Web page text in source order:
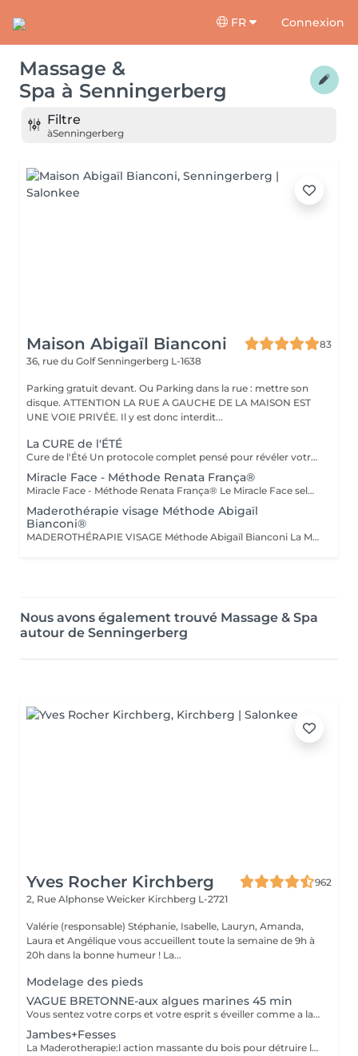
FR Connexion
Massage &
Spa à Senningerberg
Filtre
àSenningerberg
Maison Abigaïl Bianconi
83
36, rue du GolfSenningerberg L-1638
Parking gratuit devant. Ou Parking dans la rue : mettre son
disque. ATTENTION LA RUE A GAUCHE DE LA MAISON EST
UNE VOIE PRIVÉE. Il y est donc interdit...
La CURE de l'ÉTÉ
Cure de l'Été Un protocole complet pensé pour révéler votre silhouette avant l'été : détoxifier, affiner, sculpter. Drainage lymphatique, Vacuslim et Maderothérapie réunis en une seule séance, adaptée à vos besoins. 10 séances d'1h30 résultats progressifs et visibles dès les premières séances. Pour des résultats optimum, nous vous conseillons 1 à 2 séances par semaine. Cure de l'Été+ Le même protocole complet, étendu aux bras pour une silhouette affinée de la tête aux pieds. Drainage, Vacuslim et Maderothérapie, adaptés à vos besoins. 10 séances d'1h45 résultats progressifs et visibles dès les premières séances. Pour des résultats optimum, nous vous conseillons 1 à 2 séances par semaine.
Miracle Face - Méthode Renata França®
Miracle Face - Méthode Renata França® Le Miracle Face selon la Méthode Renata França® est une prise en charge experte du visage, alliant drainage lymphatique précis et manuvres de remodelage adaptées à la finesse des tissus faciaux. Ce soin agit en profondeur pour décongestionner les zones inflammées, améliorer la circulation lymphatique et redessiner les contours du visage, tout en respectant l'équilibre naturel de la peau. Grâce à une gestuelle spécifique, rythmée et maîtrisée, le Miracle Face permet de : - réduire les gonflements et les poches - affiner l'ovale du visage - lisser les traits - améliorer l'éclat et la qualité de la peau. Il s'agit d'un travail facial structuré, comparable au remodelage corporel, mais spécifiquement conçu pour le visage, le cou et le décolleté. Pour des résultats optimaux, le Miracle Face peut être associé à un drainage lymphatique du corps selon la Méthode Renata França®, permettant une décongestion globale et une meilleure réponse du visage. Ce soin s'adresse aux personnes recherchant une approche non invasive, experte et cohérente, visant à améliorer l'harmonie du visage tout en respectant la physiologie cutanée.
Maderothérapie visage Méthode Abigaïl
Bianconi®
MADEROTHÉRAPIE VISAGE Méthode Abigaïl Bianconi La Maderothérapie visage, telle qu'elle est pratiquée chez Maison Abigaïl Bianconi, repose sur une approche experte, précise et respectueuse des structures du visage. Pionnière de la Maderothérapie au Luxembourg depuis 2018, Abigaïl a développé une méthode exclusive, transmise à travers son académie, fondée sur le respect du corps humain et 100 % sans douleur. Chaque séance est réalisée à l'aide d'outils en bois spécifiquement conçus pour le visage, permettant un travail ciblé des tissus, alliant stimulation, drainage et effet liftant progressif. La méthode agit sur : - la qualité et la tonicité de la peau - la circulation et le drainage - les tensions du visage et du cou - la redéfinition des contours - l'harmonie globale du visage Le soin est entièrement personnalisé, adapté à la morphologie du visage, à l'état de la peau et aux besoins spécifiques de chaque personne. Chez Maison Abigaïl Bianconi, la Maderothérapie visage n'est pas un soin esthétique standardisé. C'est une expertise, pensée pour obtenir des résultats visibles, progressifs et respectueux de la peau.
Nous avons également trouvé Massage & Spa
autour de Senningerberg
Yves Rocher Kirchberg
962
2, Rue Alphonse Weicker Kirchberg L-2721
Valérie (responsable) Stéphanie, Isabelle, Lauryn, Amanda,
Laura et Angélique vous accueillent toute la semaine de 9h à
20h dans la bonne humeur ! La...
Modelage des pieds
VAGUE BRETONNE-aux algues marines 45 min
Vous sentez votre corps et votre esprit s éveiller comme a la suite d un bain dans l OCEAN. Vous vous tonicité et leur confort. sentez légère et revitalisée. Vos jambes retrouvent leur tonicité et leur confort
Jambes+Fesses
La Maderotherapie:l action massante du bois pour détruire la cellulite. *Active la circulation sanguine et lymphatique *Réduit les tensions musculaires. *Raffermie et tonifie la peau.